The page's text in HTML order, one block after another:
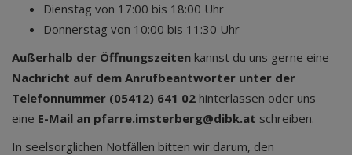
Dienstag von 17:00 bis 18:00 Uhr
Donnerstag von 10:00 bis 11:30 Uhr
Außerhalb der Öffnungszeiten kannst du uns gerne eine
Nachricht auf dem Anrufbeantworter unter der
Telefonnummer (05412) 641 02 hinterlassen oder uns
eine E-Mail an pfarre.imsterberg@dibk.at schreiben.
In seelsorglichen Notfällen bitten wir darum, den